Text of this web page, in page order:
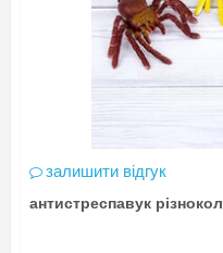
залишити відгук
антистреспавук